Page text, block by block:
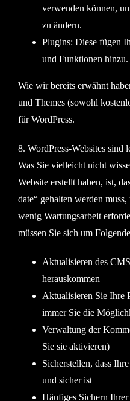
verwenden können,
zu ändern.
Plugins: Diese fügen
und Funktionen hinzu.
Wie wir bereits erwähnt
und Themes (sowohl
für WordPress.
8. WordPress-Websites sind
Was Sie vielleicht nicht
Website erstellt haben, ist,
date“ gehalten werden
wenig Wartungsarbeit
müssen Sie sich um
Aktualisieren des
herauskommen
Aktualisieren Sie Ihre
immer Sie die
Verwaltung der
Sie sie aktivieren)
Sicherstellen, dass
und sicher ist
Häufiges Sichern Ihrer